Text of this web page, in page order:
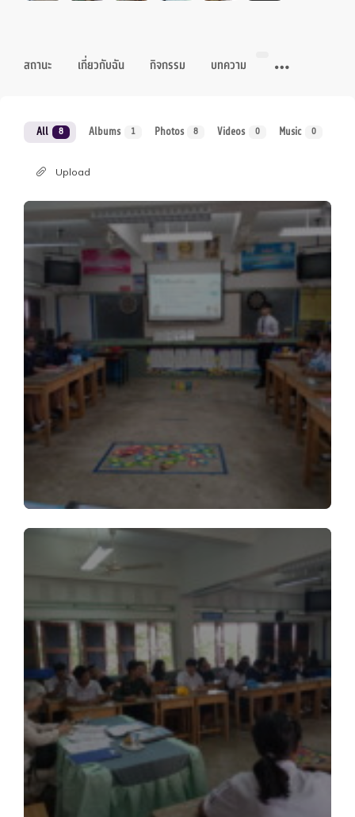
สถานะ เกี่ยวกับฉัน กิจกรรม บทความ
All 8 Albums 1 Photos 8 Videos 0 Music 0
Upload